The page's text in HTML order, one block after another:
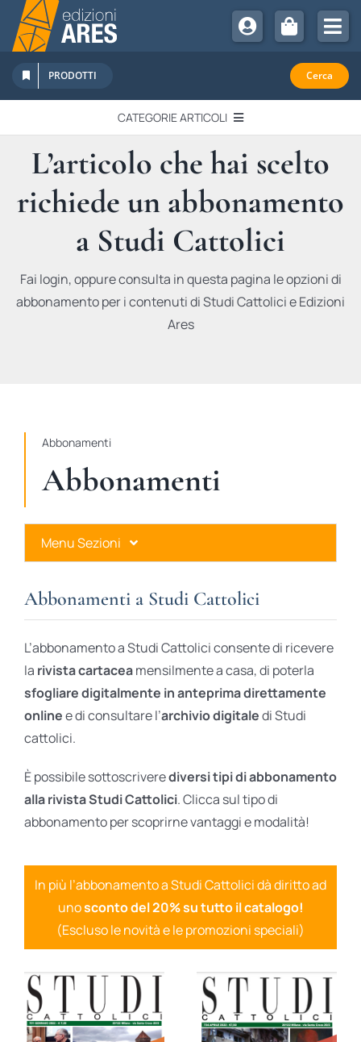
Salta
contenuto
Chi Siamo
Sostienici
Abbonamenti
Promozioni
Newsletter
PRODOTTI Cerca
CATEGORIE ARTICOLI
EDITORIALI
IN QUESTO NUMERO
RECENSIONI
L’articolo che hai scelto
richiede un abbonamento
a Studi Cattolici
Fai login, oppure consulta in questa pagina le opzioni di
abbonamento per i contenuti di Studi Cattolici e Edizioni
Ares
Abbonamenti
Abbonamenti
Menu Sezioni
Ares Gold
Ares Digital
Ares Gift Card
Abbonamenti a Studi Cattolici
L’abbonamento a Studi Cattolici consente di ricevere
la rivista cartaceamensilmente a casa, di poterla
sfogliare digitalmente in anteprima direttamente
onlinee di consultare l’archivio digitaledi Studi
cattolici.
È possibile sottoscriverediversi tipi di abbonamento
alla rivista Studi Cattolici. Clicca sul tipo di
abbonamento per scoprirne vantaggi e modalità!
In più l’abbonamento a Studi Cattolici dà diritto ad
unosconto del 20% su tutto il catalogo!
(Escluso le novità e le promozioni speciali)